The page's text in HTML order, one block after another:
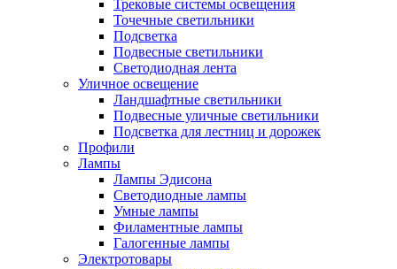
Трековые системы освещения
Точечные светильники
Подсветка
Подвесные светильники
Светодиодная лента
Уличное освещение
Ландшафтные светильники
Подвесные уличные светильники
Подсветка для лестниц и дорожек
Профили
Лампы
Лампы Эдисона
Светодиодные лампы
Умные лампы
Филаментные лампы
Галогенные лампы
Электротовары